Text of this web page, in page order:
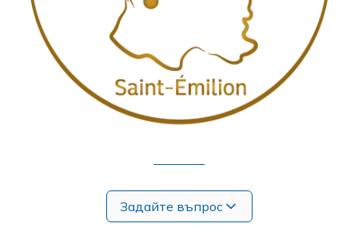
Задайте въпрос